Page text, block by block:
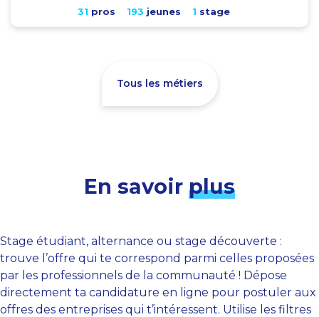
31 pros 193 jeunes 1 stage
Tous les métiers
En savoir plus
Stage étudiant, alternance ou stage découverte :
trouve l’offre qui te correspond parmi celles proposées
par les professionnels de la communauté ! Dépose
directement ta candidature en ligne pour postuler aux
offres des entreprises qui t’intéressent. Utilise les filtres